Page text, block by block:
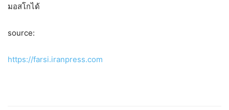
มอสโกได้
source:
https://farsi.iranpress.com